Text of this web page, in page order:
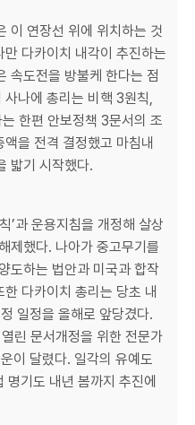
이 연장선 위에 위치하는 것
다카이치 내각이 추진하는
속도전을 방불케 한다는 점
나에 총리는 비핵 3원칙,
한편 안보정책 3문서의 조
을 전격 결정했고 마침내
밟기 시작했다.
’과 운용지침을 개정해 살상
제했다. 나아가 중고무기를
도하는 법안과 미국과 합작
다카이치 총리는 당초 내
일정을 올해로 앞당겼다.
린 문서개정을 위한 전문가
이 달렸다. 일각의 유예도
명기도 내년 봄까지 추진에